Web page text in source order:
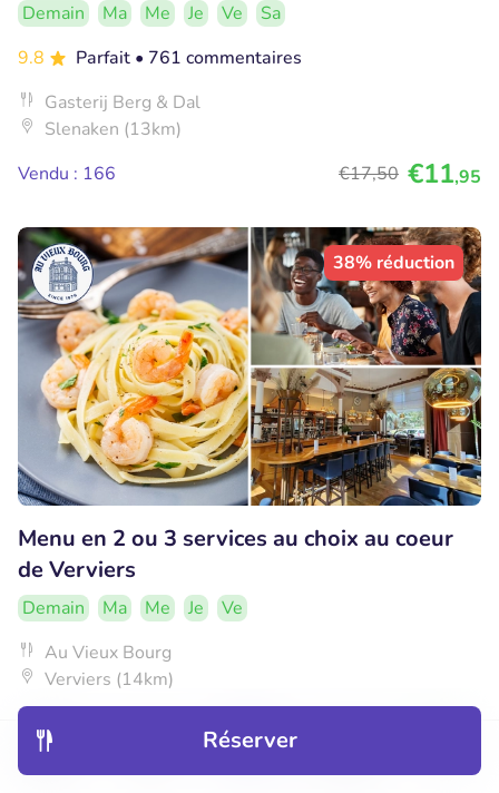
Réserver
Demain Ma Me Je Ve
Sa
9.8
Parfait • 761 commentaires
Gasterij Berg & Dal
Slenaken (13km)
Vendu : 166
€17,50 €11,95
38% réduction
Menu en 2 ou 3 services au choix au coeur
de Verviers
Demain Ma Me Je
Ve
Au Vieux Bourg
Verviers (14km)
Vendu : 25